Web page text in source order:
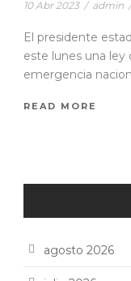
10 Abr 2023 / admin /
El presidente
este lunes una ley
emergencia
READ MORE
agosto 2026